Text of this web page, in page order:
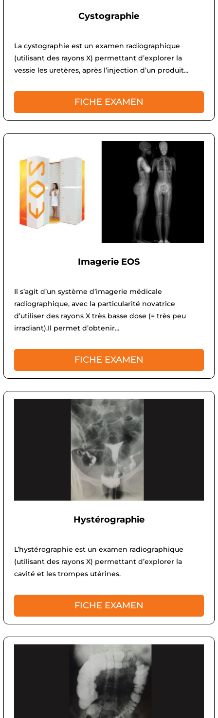
Cystographie
La cystographie est un examen radiographique
(utilisant des rayons X) permettant d’explorer la
vessie les uretères, après l’injection d’un produit...
FICHE EXAMEN
Imagerie EOS
Il s’agit d’un système d’imagerie médicale
radiographique, avec la particularité novatrice
d’utiliser des rayons X très basse dose (= très peu
irradiant).Il permet d’obtenir...
FICHE EXAMEN
Hystérographie
L’hystérographie est un examen radiographique
(utilisant des rayons X) permettant d’explorer la
cavité et les trompes utérines.
FICHE EXAMEN